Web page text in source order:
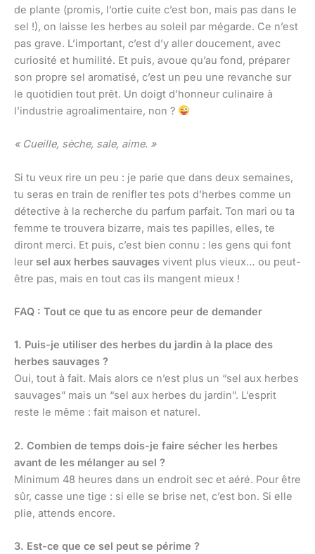
de plante (promis, l’ortie cuite c’est bon, mais pas dans le
sel !), on laisse les herbes au soleil par mégarde. Ce n’est
pas grave. L’important, c’est d’y aller doucement, avec
curiosité et humilité. Et puis, avoue qu’au fond, préparer
son propre sel aromatisé, c’est un peu une revanche sur
le quotidien tout prêt. Un doigt d’honneur culinaire à
l’industrie agroalimentaire, non ?
« Cueille, sèche, sale, aime. »
Si tu veux rire un peu : je parie que dans deux semaines,
tu seras en train de renifler tes pots d’herbes comme un
détective à la recherche du parfum parfait. Ton mari ou ta
femme te trouvera bizarre, mais tes papilles, elles, te
diront merci. Et puis, c’est bien connu : les gens qui font
leur sel aux herbes sauvages vivent plus vieux… ou peut-
être pas, mais en tout cas ils mangent mieux !
FAQ : Tout ce que tu as encore peur de demander
1. Puis-je utiliser des herbes du jardin à la place des
herbes sauvages ?
Oui, tout à fait. Mais alors ce n’est plus un “sel aux herbes
sauvages” mais un “sel aux herbes du jardin”. L’esprit
reste le même : fait maison et naturel.
2. Combien de temps dois-je faire sécher les herbes
avant de les mélanger au sel ?
Minimum 48 heures dans un endroit sec et aéré. Pour être
sûr, casse une tige : si elle se brise net, c’est bon. Si elle
plie, attends encore.
3. Est-ce que ce sel peut se périme ?